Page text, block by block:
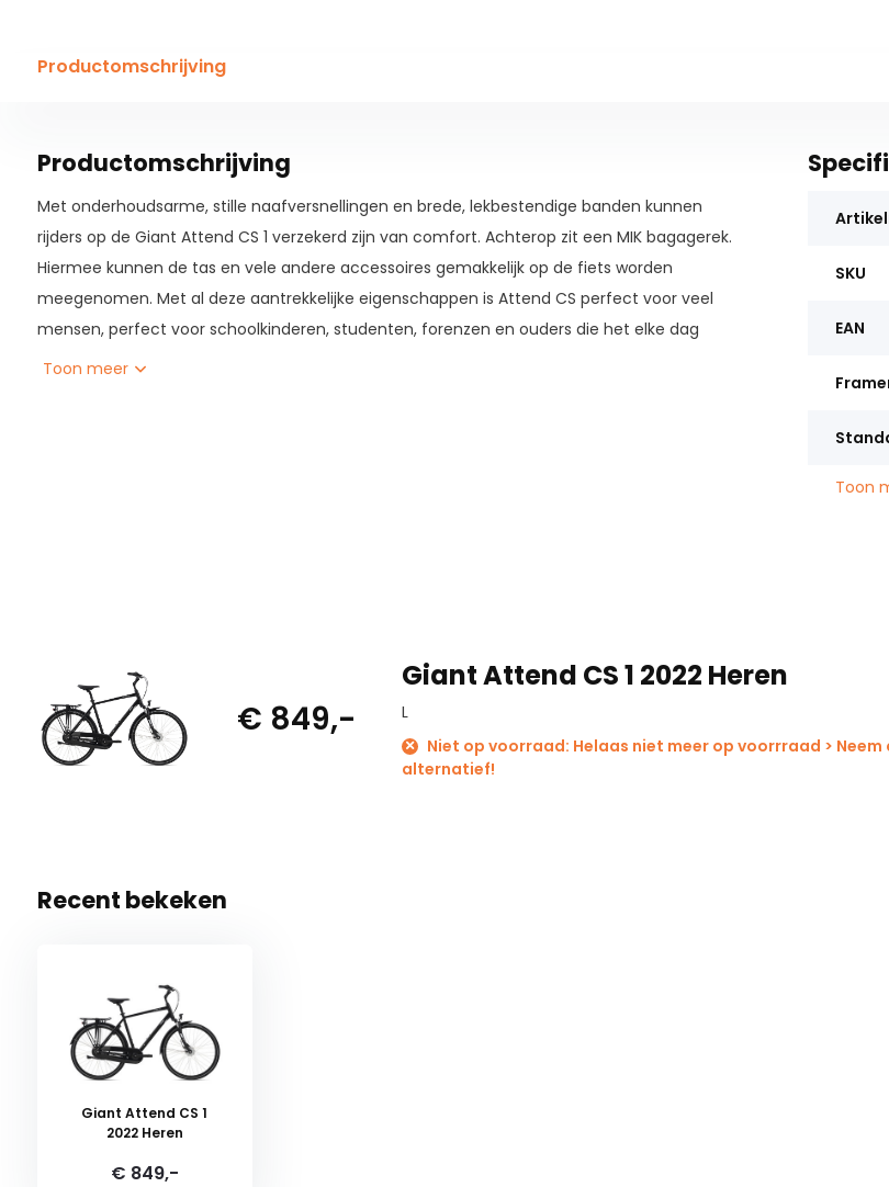
Productomschrijving
Productomschrijving
Met onderhoudsarme, stille naafversnellingen en brede, lekbestendige banden kunnen
rijders op de Giant Attend CS 1 verzekerd zijn van comfort. Achterop zit een MIK bagagerek.
Hiermee kunnen de tas en vele andere accessoires gemakkelijk op de fiets worden
meegenomen. Met al deze aantrekkelijke eigenschappen is Attend CS perfect voor veel
mensen, perfect voor schoolkinderen, studenten, forenzen en ouders die het elke dag
willen meenemen, ongeacht de situatie. Kinderzitjes zijn eenvoudig te installeren.
Toon meer
SKU
EAN
Toon
€ 849,-
Giant Attend CS 1 2022 Heren
L
Niet op voorraad: Helaas niet meer op voorrraad >
alternatief!
Recent bekeken
Giant Attend CS 1
2022 Heren
€ 849,-